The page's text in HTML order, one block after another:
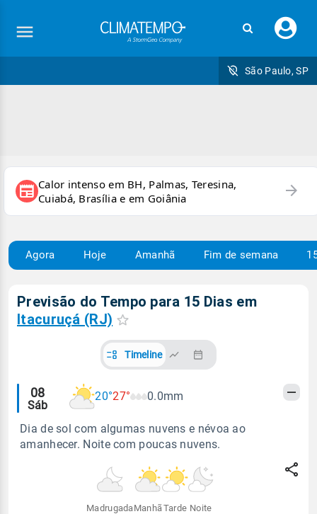
seu
São Paulo, SP
newspaper Calor intenso em BH, Palmas, Teresina,
Cuiabá, Brasília e em Goiânia
arrow_forward
Agora Hoje Amanhã Fim de semana
Previsão do Tempo para 15 Dias em
Itacuruçá (RJ)
Timeline
Alertas
meteorológicos
08
Sáb
20°27° 0.0mm
Dia de sol com algumas nuvens e névoa ao
amanhecer. Noite com poucas nuvens.
Madrugada Manhã Tarde Noite